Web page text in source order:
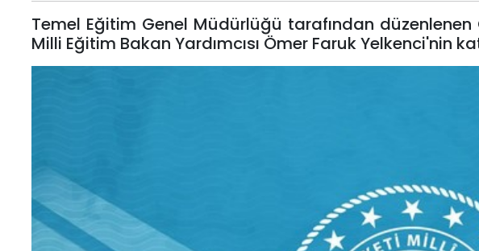
Kültür
Sanat
Sektörel
Temel Eğitim Genel Müdürlüğü tarafından düzenlenen
Milli Eğitim Bakan Yardımcısı Ömer Faruk Yelkenci'nin